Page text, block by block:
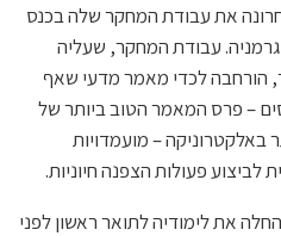
את עבודת המחקר שלה בכנס
עבודת המחקר, שעליה
הורחבה לכדי מאמר מדעי שאף
– פרס המאמר הטוב ביותר של
– מועמדויות
פעולות הצפנה חיוניות.
את לימודיה לתואר ראשון לפני